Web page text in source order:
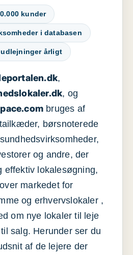
kunder
i databasen
udlejninger årligt
,
, og
bruges af
børsnoterede
og andre, der
effektiv lokalesøgning,
markedet for
og erhvervslokaler ,
om nye lokaler til leje
salg. Herunder ser du
af de lejere der